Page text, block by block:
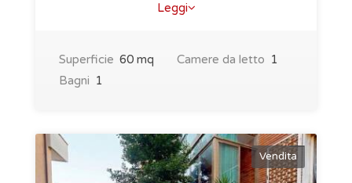
Leggi
Superficie 60 mq Camere da letto 1
Bagni 1
Vendita